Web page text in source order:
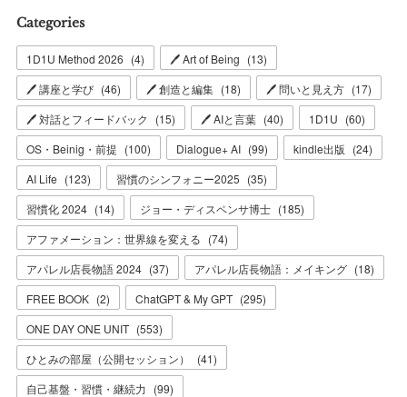
Categories
1D1U Method 2026 (4) 🖊 Art of Being (13)
🖊 講座と学び (46) 🖊 創造と編集 (18) 🖊 問いと見え方 (17)
🖊 対話とフィードバック
(15) 🖊 AIと言葉 (40) 1D1U (60)
OS・Beinig・前提 (100) Dialogue+ AI (99) kindle出版 (24)
AI Life (123) 習慣のシンフォニー2025 (35)
習慣化 2024 (14) ジョー・ディスペンサ博士 (185)
アファメーション：世界線を変える (74)
アパレル店長物語 2024 (37) アパレル店長物語：メイキング (18)
FREE BOOK (2) ChatGPT & My GPT (295)
ONE DAY ONE UNIT (553)
ひとみの部屋（公開セッション）
(41)
自己基盤・習慣・継続力 (99)